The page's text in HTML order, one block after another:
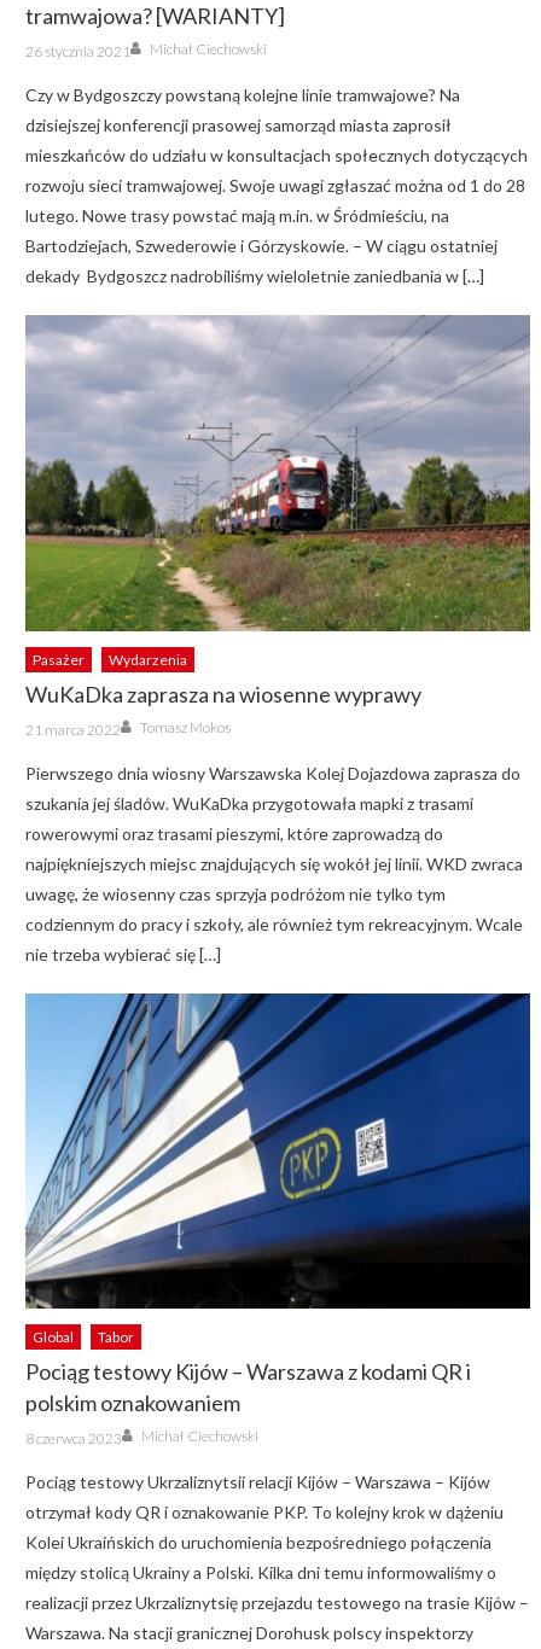
tramwajowa? [WARIANTY]
Posted
on
26 stycznia 2021 Author
Michał Ciechowski
Czy w Bydgoszczy powstaną kolejne linie tramwajowe? Na
dzisiejszej konferencji prasowej samorząd miasta zaprosił
mieszkańców do udziału w konsultacjach społecznych dotyczących
rozwoju sieci tramwajowej. Swoje uwagi zgłaszać można od 1 do 28
lutego. Nowe trasy powstać mają m.in. w Śródmieściu, na
Bartodziejach, Szwederowie i Górzyskowie. – W ciągu ostatniej
dekady Bydgoszcz nadrobiliśmy wieloletnie zaniedbania w […]
Pasażer Wydarzenia
WuKaDka zaprasza na wiosenne wyprawy
Posted
on
21 marca 2022 Author
Tomasz Mokos
Pierwszego dnia wiosny Warszawska Kolej Dojazdowa zaprasza do
szukania jej śladów. WuKaDka przygotowała mapki z trasami
rowerowymi oraz trasami pieszymi, które zaprowadzą do
najpiękniejszych miejsc znajdujących się wokół jej linii. WKD zwraca
uwagę, że wiosenny czas sprzyja podróżom nie tylko tym
codziennym do pracy i szkoły, ale również tym rekreacyjnym. Wcale
nie trzeba wybierać się […]
Global Tabor
Pociąg testowy Kijów – Warszawa z kodami QR i
polskim oznakowaniem
Posted
on
8 czerwca 2023 Author
Michał Ciechowski
Pociąg testowy Ukrzaliznytsii relacji Kijów – Warszawa – Kijów
otrzymał kody QR i oznakowanie PKP. To kolejny krok w dążeniu
Kolei Ukraińskich do uruchomienia bezpośredniego połączenia
między stolicą Ukrainy a Polski. Kilka dni temu informowaliśmy o
realizacji przez Ukrzaliznytsię przejazdu testowego na trasie Kijów –
Warszawa. Na stacji granicznej Dorohusk polscy inspektorzy